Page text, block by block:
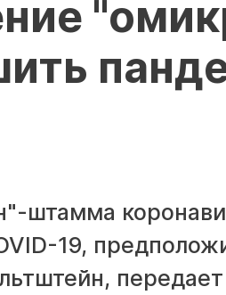
штамма
19,